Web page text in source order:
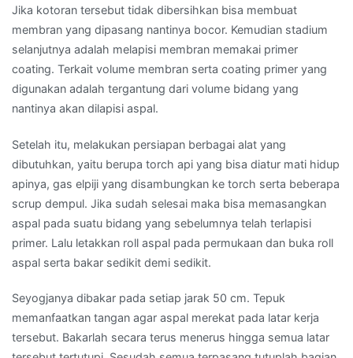
Jika kotoran tersebut tidak dibersihkan bisa membuat
membran yang dipasang nantinya bocor. Kemudian stadium
selanjutnya adalah melapisi membran memakai primer
coating. Terkait volume membran serta coating primer yang
digunakan adalah tergantung dari volume bidang yang
nantinya akan dilapisi aspal.
Setelah itu, melakukan persiapan berbagai alat yang
dibutuhkan, yaitu berupa torch api yang bisa diatur mati hidup
apinya, gas elpiji yang disambungkan ke torch serta beberapa
scrup dempul. Jika sudah selesai maka bisa memasangkan
aspal pada suatu bidang yang sebelumnya telah terlapisi
primer. Lalu letakkan roll aspal pada permukaan dan buka roll
aspal serta bakar sedikit demi sedikit.
Seyogjanya dibakar pada setiap jarak 50 cm. Tepuk
memanfaatkan tangan agar aspal merekat pada latar kerja
tersebut. Bakarlah secara terus menerus hingga semua latar